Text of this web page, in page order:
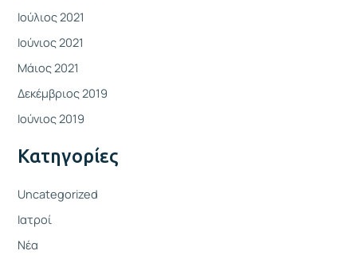
Ιούλιος 2021
Ιούνιος 2021
Μάιος 2021
Δεκέμβριος 2019
Ιούνιος 2019
Kατηγορίες
Uncategorized
Ιατροί
Νέα